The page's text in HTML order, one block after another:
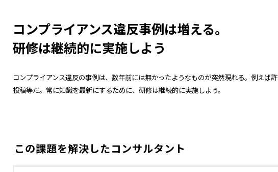
コンプライアンス違反事例は増える。
研修は継続的に実施しよう
コンプライアンス違反の事例は、数年前には無かったようなものが突然現れる。例えば
投稿等だ。常に知識を最新にするために、研修は継続的に実施しよう。
この課題を解決したコンサルタント